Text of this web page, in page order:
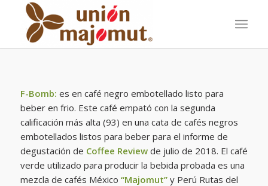
F-Bomb: es en café negro embotellado listo para
beber en frio. Este café empató con la segunda
calificación más alta (93) en una cata de cafés negros
embotellados listos para beber para el informe de
degustación de Coffee Reviewde julio de 2018. El café
verde utilizado para producir la bebida probada es una
mezcla de cafés México “Majomut”y Perú Rutas del